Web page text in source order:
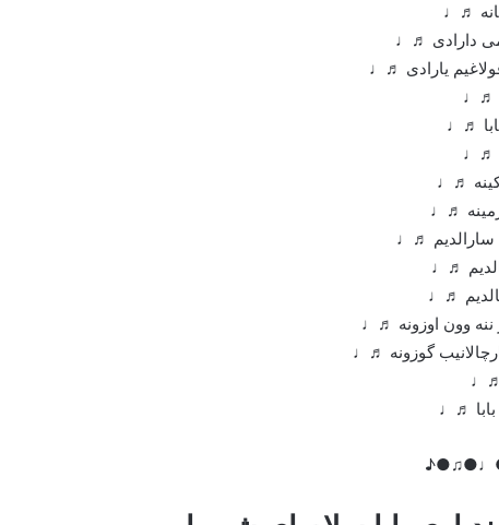
♬♩
دارادی ♬♩
یارادی ♬♩
♬♩
♬♩
♬♩
کینه ♬♩
♬♩
سارالدیم ♬♩
♬♩
♬♩
وون اوزونه ♬♩
گوزونه ♬♩
♬♩
بابا ♬♩